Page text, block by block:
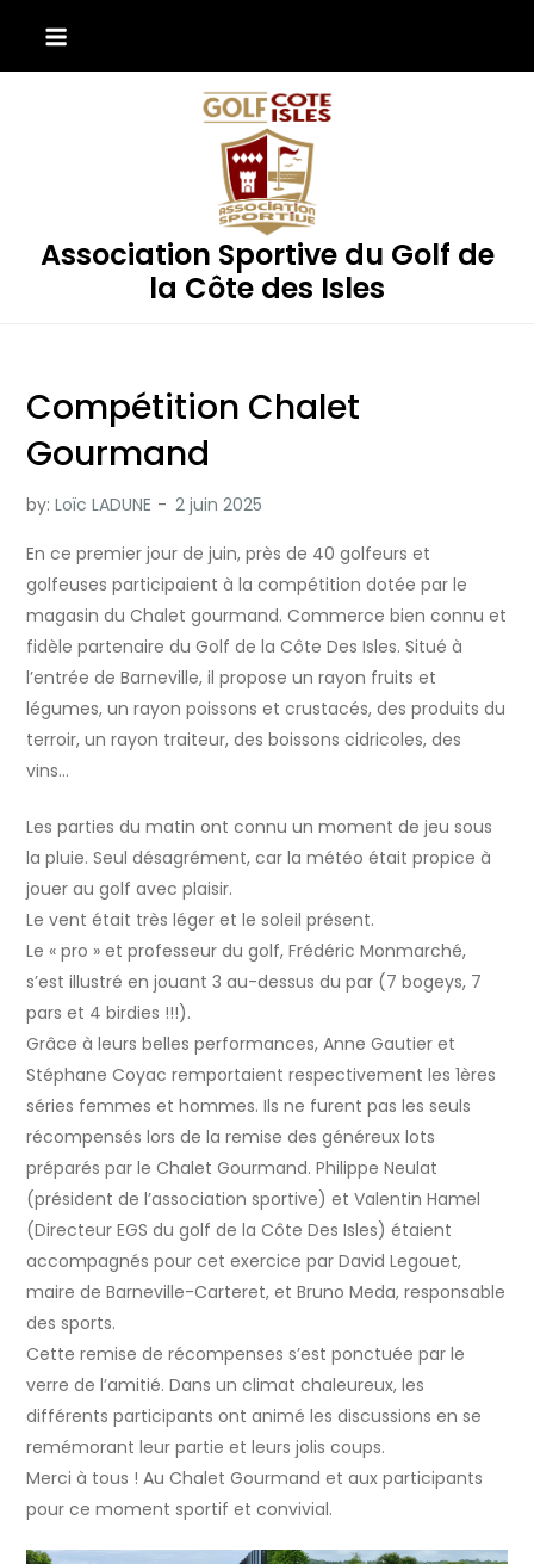
content
Association Sportive du Golf de
la Côte des Isles
Compétition Chalet
Gourmand
by:Loïc LADUNE
En ce premier jour de juin, près de 40 golfeurs et
golfeuses participaient à la compétition dotée par le
magasin du Chalet gourmand. Commerce bien connu et
fidèle partenaire du Golf de la Côte Des Isles. Situé à
l’entrée de Barneville, il propose un rayon fruits et
légumes, un rayon poissons et crustacés, des produits du
terroir, un rayon traiteur, des boissons cidricoles, des
vins…
Les parties du matin ont connu un moment de jeu sous
la pluie. Seul désagrément, car la météo était propice à
jouer au golf avec plaisir.
Le vent était très léger et le soleil présent.
Le « pro » et professeur du golf, Frédéric Monmarché,
s’est illustré en jouant 3 au-dessus du par (7 bogeys, 7
pars et 4 birdies !!!).
Grâce à leurs belles performances, Anne Gautier et
Stéphane Coyac remportaient respectivement les 1ères
séries femmes et hommes. Ils ne furent pas les seuls
récompensés lors de la remise des généreux lots
préparés par le Chalet Gourmand. Philippe Neulat
(président de l’association sportive) et Valentin Hamel
(Directeur EGS du golf de la Côte Des Isles) étaient
accompagnés pour cet exercice par David Legouet,
maire de Barneville-Carteret, et Bruno Meda, responsable
des sports.
Cette remise de récompenses s’est ponctuée par le
verre de l’amitié. Dans un climat chaleureux, les
différents participants ont animé les discussions en se
remémorant leur partie et leurs jolis coups.
Merci à tous ! Au Chalet Gourmand et aux participants
pour ce moment sportif et convivial.